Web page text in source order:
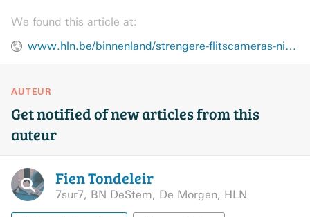
We found this article at:
www.hln.be/binnenland/strengere-flitscameras-niet-enkel-goed-voor-staatskas-als-iedereen-zich-aan-snelheidslimiet-houdt-vallen-er-140-minder-verkeersdoden-per-jaar~a679ecd1/
AUTEUR
Get notified of new articles from this
auteur
FienTondeleir
7sur7, BN DeStem, De Morgen, HLN